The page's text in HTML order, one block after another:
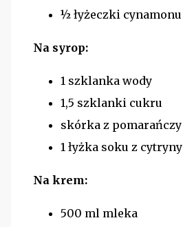
½ łyżeczki cynamonu
Na syrop:
1 szklanka wody
1,5 szklanki cukru
skórka z pomarańczy
1 łyżka soku z cytryny
Na krem:
500 ml mleka